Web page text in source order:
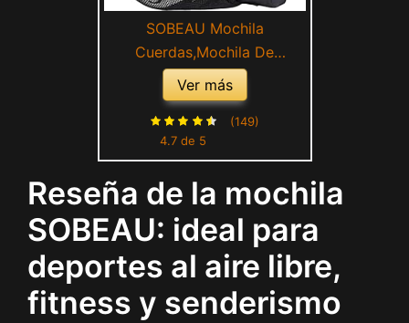
SOBEAU Mochila
Cuerdas,Mochila De
Cuerdas,Mochila
Deporte,Puede Almacenar
Pelotas De Baloncesto,
Balones De Fútbol, ​​
Aire Libre, Fitness,
Senderismo (Negro)
Ver más
4.7 de 5
(149)
Reseña de la mochila
SOBEAU: ideal para
deportes al aire libre,
fitness y senderismo